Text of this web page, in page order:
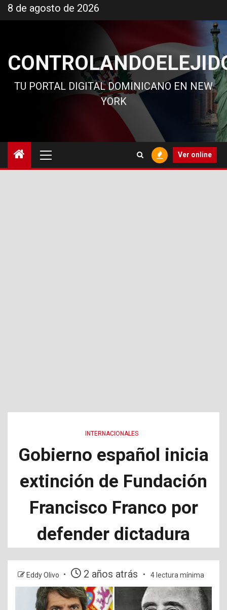
al
8 de agosto de 2026
TU PORTAL DIGITAL DOMINICANO EN NEW
YORK
principal
Ver online
INTERNACIONALES
Gobierno español inicia
extinción de Fundación
Francisco Franco por
defender dictadura
Eddy Olivo 2 años atrás 4 lectura mínima